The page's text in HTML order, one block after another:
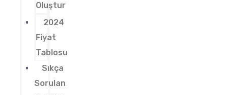
Oluştur
2024
Fiyat
Tablosu
Sıkça
Sorulan